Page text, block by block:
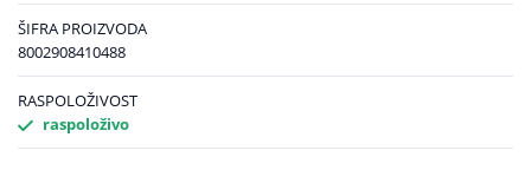
ŠIFRA PROIZVODA
8002908410488
RASPOLOŽIVOST
raspoloživo